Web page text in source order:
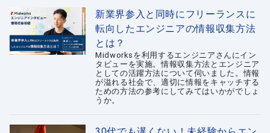
新業界参入と同時にフリーランスに
転向したエンジニアの情報収集方法
とは？
Midworksを利用するエンジニアさんにイン
タビューを実施。情報収集方法とエンジニア
としての活躍方法について伺いました。情報
が溢れる社会で、適切に情報をキャッチする
ための方法の参考にしてみてはいかがでしょ
うか。